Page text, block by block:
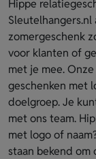
Hippe
zomergeschenk
voor klanten of
met je mee.
geschenken met
doelgroep. Je
met ons team.
met logo of
staan bekend